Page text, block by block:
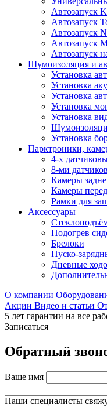
Автозапуск
Автозапуск
Автозапуск
Автозапуск
Автозапуск
Шумоизоляция и
Установка
Установка
Установка
Установка
Установка
Установка
Парктроники,
4-х
8-ми
Камеры
Камеры
Рамки для
Аксессуары
Подогрев
Брелоки
Пуско-
Дневные
О компании
Акции Видео и статьи
5 лет гарантии на все
Записаться
Обратный
Ваше имя
Наши специалисты